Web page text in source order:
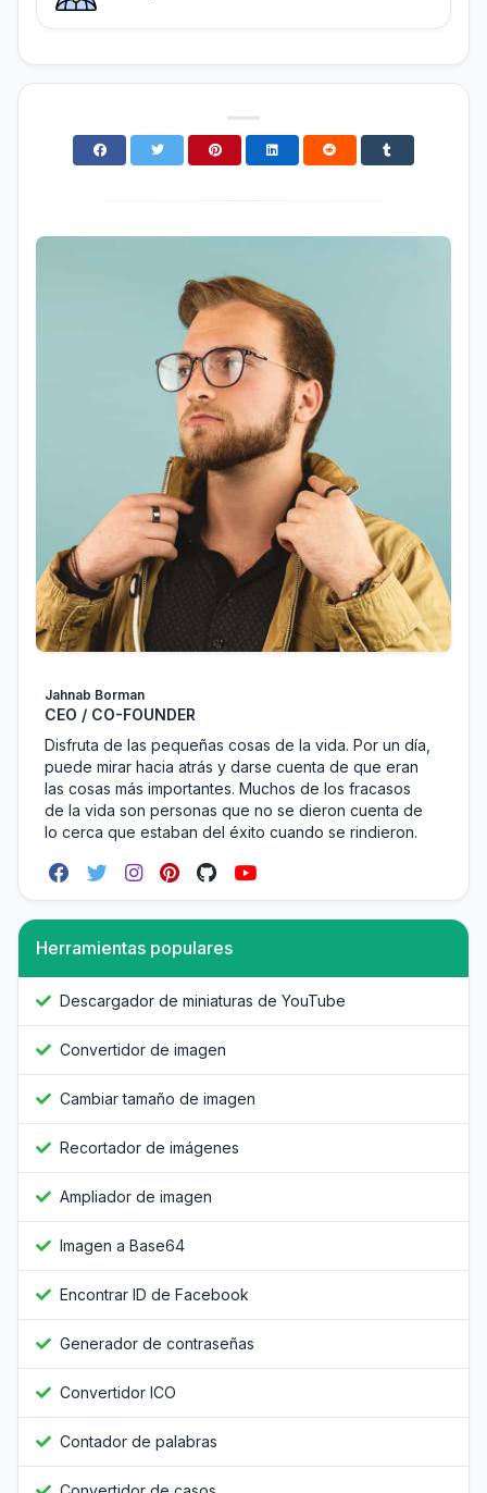
Jahnab Borman
CEO / CO-FOUNDER
Disfruta de las pequeñas cosas de la vida. Por un día,
puede mirar hacia atrás y darse cuenta de que eran
las cosas más importantes. Muchos de los fracasos
de la vida son personas que no se dieron cuenta de
lo cerca que estaban del éxito cuando se rindieron.
Herramientas populares
Descargador de miniaturas de YouTube
Convertidor de imagen
Cambiar tamaño de imagen
Recortador de imágenes
Ampliador de imagen
Imagen a Base64
Encontrar ID de Facebook
Generador de contraseñas
Convertidor ICO
Contador de palabras